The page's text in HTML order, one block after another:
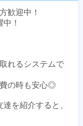
歓迎中！
！
れるシステムで
の時も安心◎
を紹介すると、